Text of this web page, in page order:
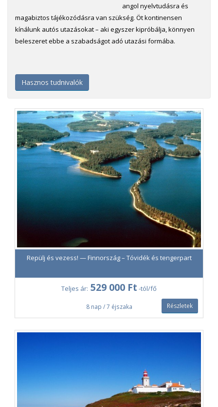
angol nyelvtudásra és
magabiztos tájékozódásra van szükség. Öt kontinensen
kínálunk autós utazásokat – aki egyszer kipróbálja, könnyen
beleszeret ebbe a szabadságot adó utazási formába.
Hasznos tudnivalók
Repülj és vezess! — Finnország – Tóvidék és tengerpart
Teljes ár: 529 000 Ft -tól/fő
8 nap / 7 éjszaka Részletek